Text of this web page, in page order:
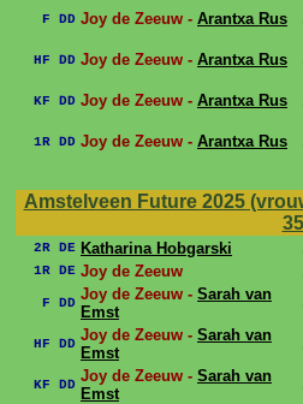
F DD Joy de Zeeuw - Arantxa Rus
HF DD Joy de Zeeuw - Arantxa Rus
KF DD Joy de Zeeuw - Arantxa Rus
1R DD Joy de Zeeuw - Arantxa Rus
Amstelveen Future 2025
2R DE Katharina Hobgarski
1R DE Joy de Zeeuw
F DD Joy de Zeeuw - Sarah van
Emst
HF DD Joy de Zeeuw - Sarah van
Emst
KF DD Joy de Zeeuw - Sarah van
Emst